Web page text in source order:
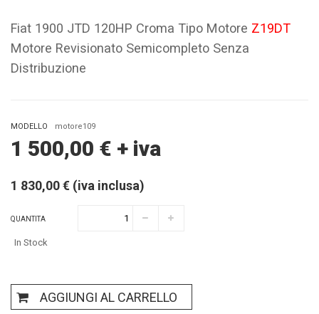
Fiat 1900 JTD 120HP Croma Tipo Motore Z19DT
Motore Revisionato Semicompleto Senza
Distribuzione
MODELLO motore109
1 500,00 € + iva
1 830,00 € (iva inclusa)
QUANTITA
In Stock
AGGIUNGI AL CARRELLO